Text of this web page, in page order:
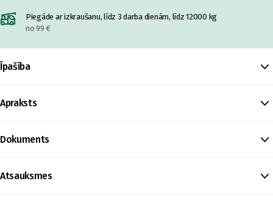
Piegāde ar izkraušanu, līdz 3 darba dienām, līdz 12000 kg
no 99 €
Īpašība
Apraksts
Dokuments
Atsauksmes